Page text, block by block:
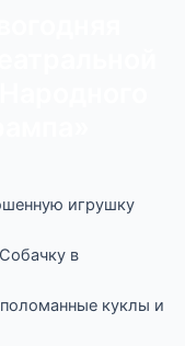
игрушку
в
поломанные куклы и